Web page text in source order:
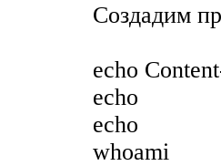
Создадим
echo
echo
echo
whoami